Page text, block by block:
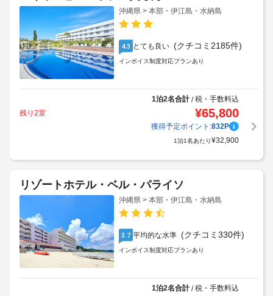
沖縄県 > 本部・伊江島・水納島
4.3 とても良い (クチコミ2185件)
インボイス制度対応プランあり
1泊2名合計/税・手数料込
残り2室
¥65,800
獲得予定ポイント:832P
1泊1名あたり¥32,900
リゾートホテル・ベル・パライソ
沖縄県 > 本部・伊江島・水納島
3.7 平均的な水準 (クチコミ330件)
インボイス制度対応プランあり
1泊2名合計/税・手数料込